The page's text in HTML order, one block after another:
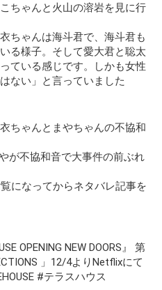
ちゃんと火山の溶岩を見に行
ちゃんは海斗君で、海斗君も
る様子。そして愛大君と聡太
ている感じです。しかも女性
ない」
と言っていました
ちゃんとまやちゃんの不協和
が不協和音で大事件の前ぶれ
になってからネタバレ記事を
OPENING NEW DOORS』 第
」12/4よりNetflixにて
#テラスハウス